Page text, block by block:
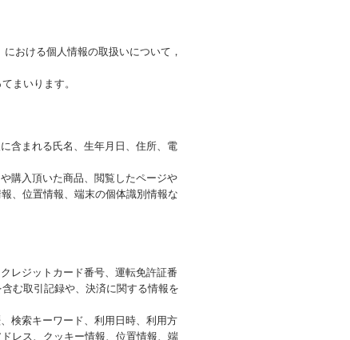
おける個人情報の取扱いについて，
まいります。
含まれる氏名、生年月日、住所、電
購入頂いた商品、閲覧したページや
、位置情報、端末の個体識別情報な
レジットカード番号、運転免許証番
む取引記録や、決済に関する情報を
検索キーワード、利用日時、利用方
レス、クッキー情報、位置情報、端